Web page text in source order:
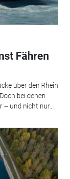
Fähren
über den Rhein
bei denen
und nicht nur...